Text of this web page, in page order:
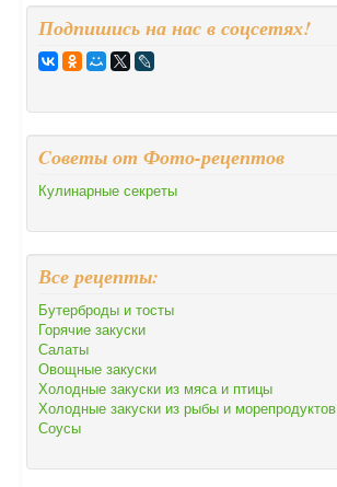
Подпишись на нас в соцсетях!
Cоветы от Фото-рецептов
Кулинарные секреты
Все рецепты:
Бутерброды и тосты
Горячие закуски
Салаты
Овощные закуски
Холодные закуски из мяса и птицы
Холодные закуски из рыбы и морепродуктов
Соусы